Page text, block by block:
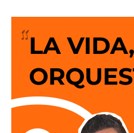
en el tramo que comprende
Josefa Ortiz de Domínguez
fortaleciendo el
zona.
Cabe destacar que, esta
de las aguas residuales
Tequisquiapan, Valle de